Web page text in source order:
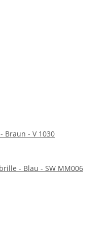
Braun - V 1030